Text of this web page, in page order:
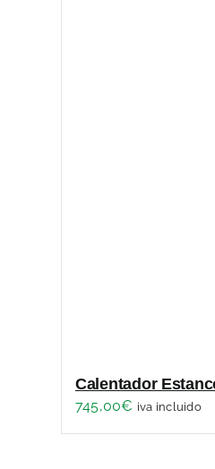
Calentador
745,00€ iva incluido